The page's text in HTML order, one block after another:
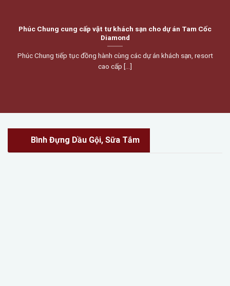
Phúc Chung cung cấp vật tư khách sạn cho dự án Tam Cốc
Diamond
Phúc Chung tiếp tục đồng hành cùng các dự án khách sạn, resort
cao cấp [...]
Bình Đựng Dầu Gội, Sữa Tắm